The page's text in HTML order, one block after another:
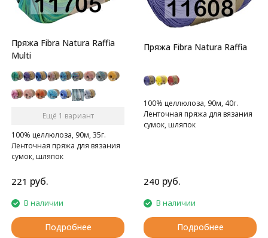
Пряжа Fibra Natura Raffia
Multi
Ещё 1 вариант
100% целлюлоза, 90м, 35г.
Ленточная пряжа для вязания
сумок, шляпок
221 руб.
В наличии
Подробнее
Пряжа Fibra Natura Raffia
100% целлюлоза, 90м, 40г.
Ленточная пряжа для вязания
сумок, шляпок
240 руб.
В наличии
Подробнее